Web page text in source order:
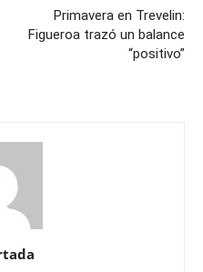
Primavera en Trevelin:
Figueroa trazó un balance
“positivo”